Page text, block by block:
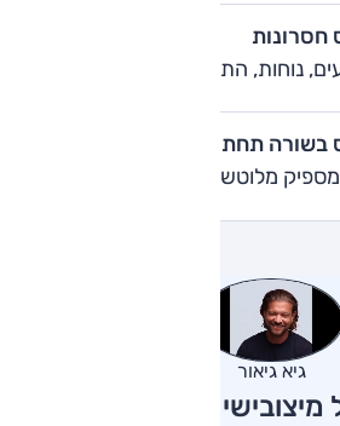
חסרונות
נוחות, התנהגות, ביצועים, צריכת
בשורה תחתונה
מלוטשת.
גיא גיאור
מיצובישי אקליפס קרוס?